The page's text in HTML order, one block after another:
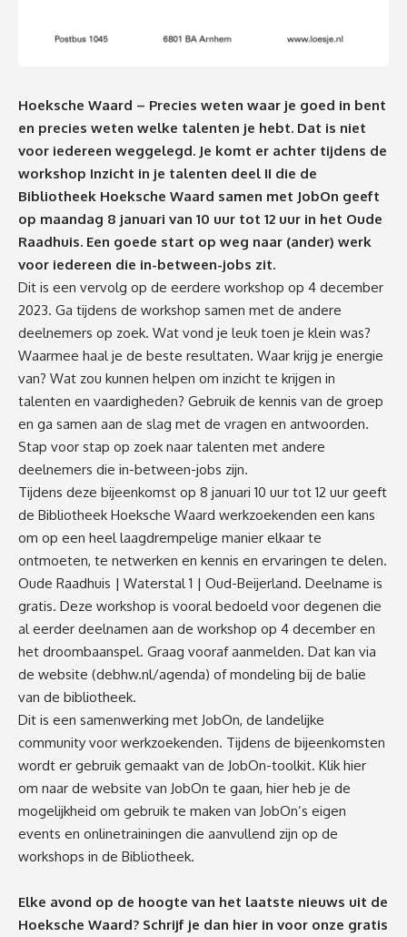
Hoeksche Waard – Precies weten waar je goed in bent
en precies weten welke talenten je hebt. Dat is niet
voor iedereen weggelegd. Je komt er achter tijdens de
workshop Inzicht in je talenten deel II die de
Bibliotheek Hoeksche Waard samen met JobOn geeft
op maandag 8 januari van 10 uur tot 12 uur in het Oude
Raadhuis. Een goede start op weg naar (ander) werk
voor iedereen die in-between-jobs zit.
Dit is een vervolg op de eerdere workshop op 4 december
2023. Ga tijdens de workshop samen met de andere
deelnemers op zoek. Wat vond je leuk toen je klein was?
Waarmee haal je de beste resultaten. Waar krijg je energie
van? Wat zou kunnen helpen om inzicht te krijgen in
talenten en vaardigheden? Gebruik de kennis van de groep
en ga samen aan de slag met de vragen en antwoorden.
Stap voor stap op zoek naar talenten met andere
deelnemers die in-between-jobs zijn.
Tijdens deze bijeenkomst op 8 januari 10 uur tot 12 uur geeft
de Bibliotheek Hoeksche Waard werkzoekenden een kans
om op een heel laagdrempelige manier elkaar te
ontmoeten, te netwerken en kennis en ervaringen te delen.
Oude Raadhuis | Waterstal 1 | Oud-Beijerland. Deelname is
gratis. Deze workshop is vooral bedoeld voor degenen die
al eerder deelnamen aan de workshop op 4 december en
het droombaanspel. Graag vooraf aanmelden. Dat kan via
de website (debhw.nl/agenda) of mondeling bij de balie
van de bibliotheek.
Dit is een samenwerking met JobOn, de landelijke
community voor werkzoekenden. Tijdens de bijeenkomsten
wordt er gebruik gemaakt van de JobOn-toolkit. Klik hier
om naar de website van JobOn te gaan, hier heb je de
mogelijkheid om gebruik te maken van JobOn’s eigen
events en onlinetrainingen die aanvullend zijn op de
workshops in de Bibliotheek.
Elke avond op de hoogte van het laatste nieuws uit de
Hoeksche Waard? Schrijf je dan hier in voor onze gratis